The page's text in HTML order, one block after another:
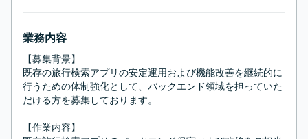
業務内容
【募集背景】
既存の旅行検索アプリの安定運用および機能改善を継続的に
行うための体制強化として、バックエンド領域を担っていた
だける方を募集しております。
【作業内容】